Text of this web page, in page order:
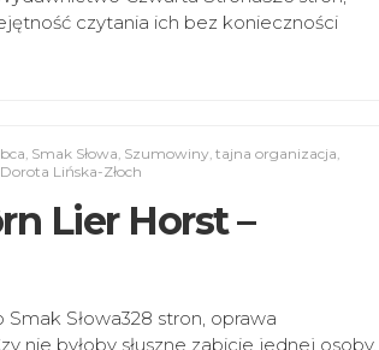
czytania ich bez konieczności
, Smak Słowa, Szumowiny, tajna organizacja,
Lińska-Złoch
Lier Horst –
Słowa328 stron, oprawa
nie byłoby słuszne zabicie jednej osoby,